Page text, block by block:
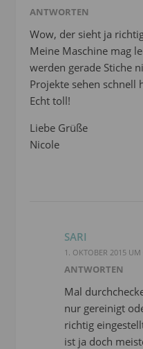
ANTWORTEN
Wow, der sieht ja
Meine Maschine mag
werden gerade Stiche
Projekte sehen schnell
Echt toll!
Liebe Grüße
Nicole
SARI
1. OKTOBER 2015
ANTWORTEN
Mal
nur gereinigt
richtig
ist ja doch